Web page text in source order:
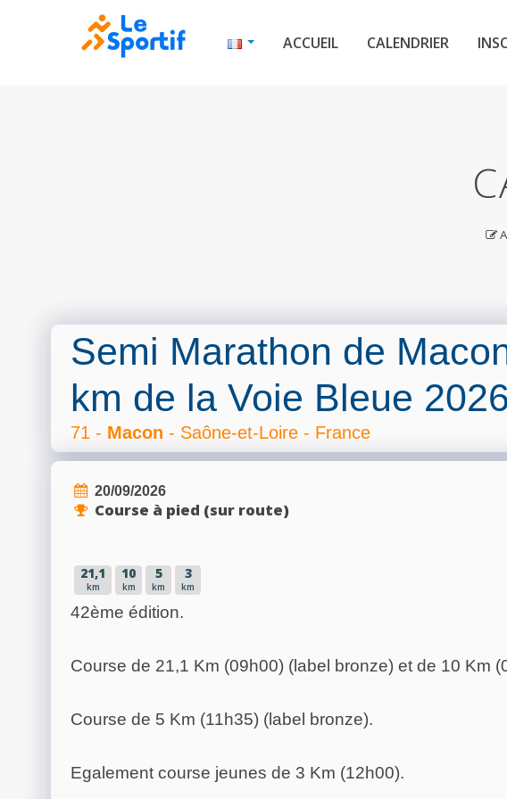
ACCUEIL CALENDRIER
Semi Marathon de
km de la Voie Bleue 2026
71 - Macon - Saône-et-Loire - France
20/09/2026
Course à pied (sur route)
21,1
km
10
km
5
km
3
km
42ème édition.
Course de 21,1 Km (09h00) (label bronze) et de 10 Km
Course de 5 Km (11h35) (label bronze).
Egalement course jeunes de 3 Km (12h00).